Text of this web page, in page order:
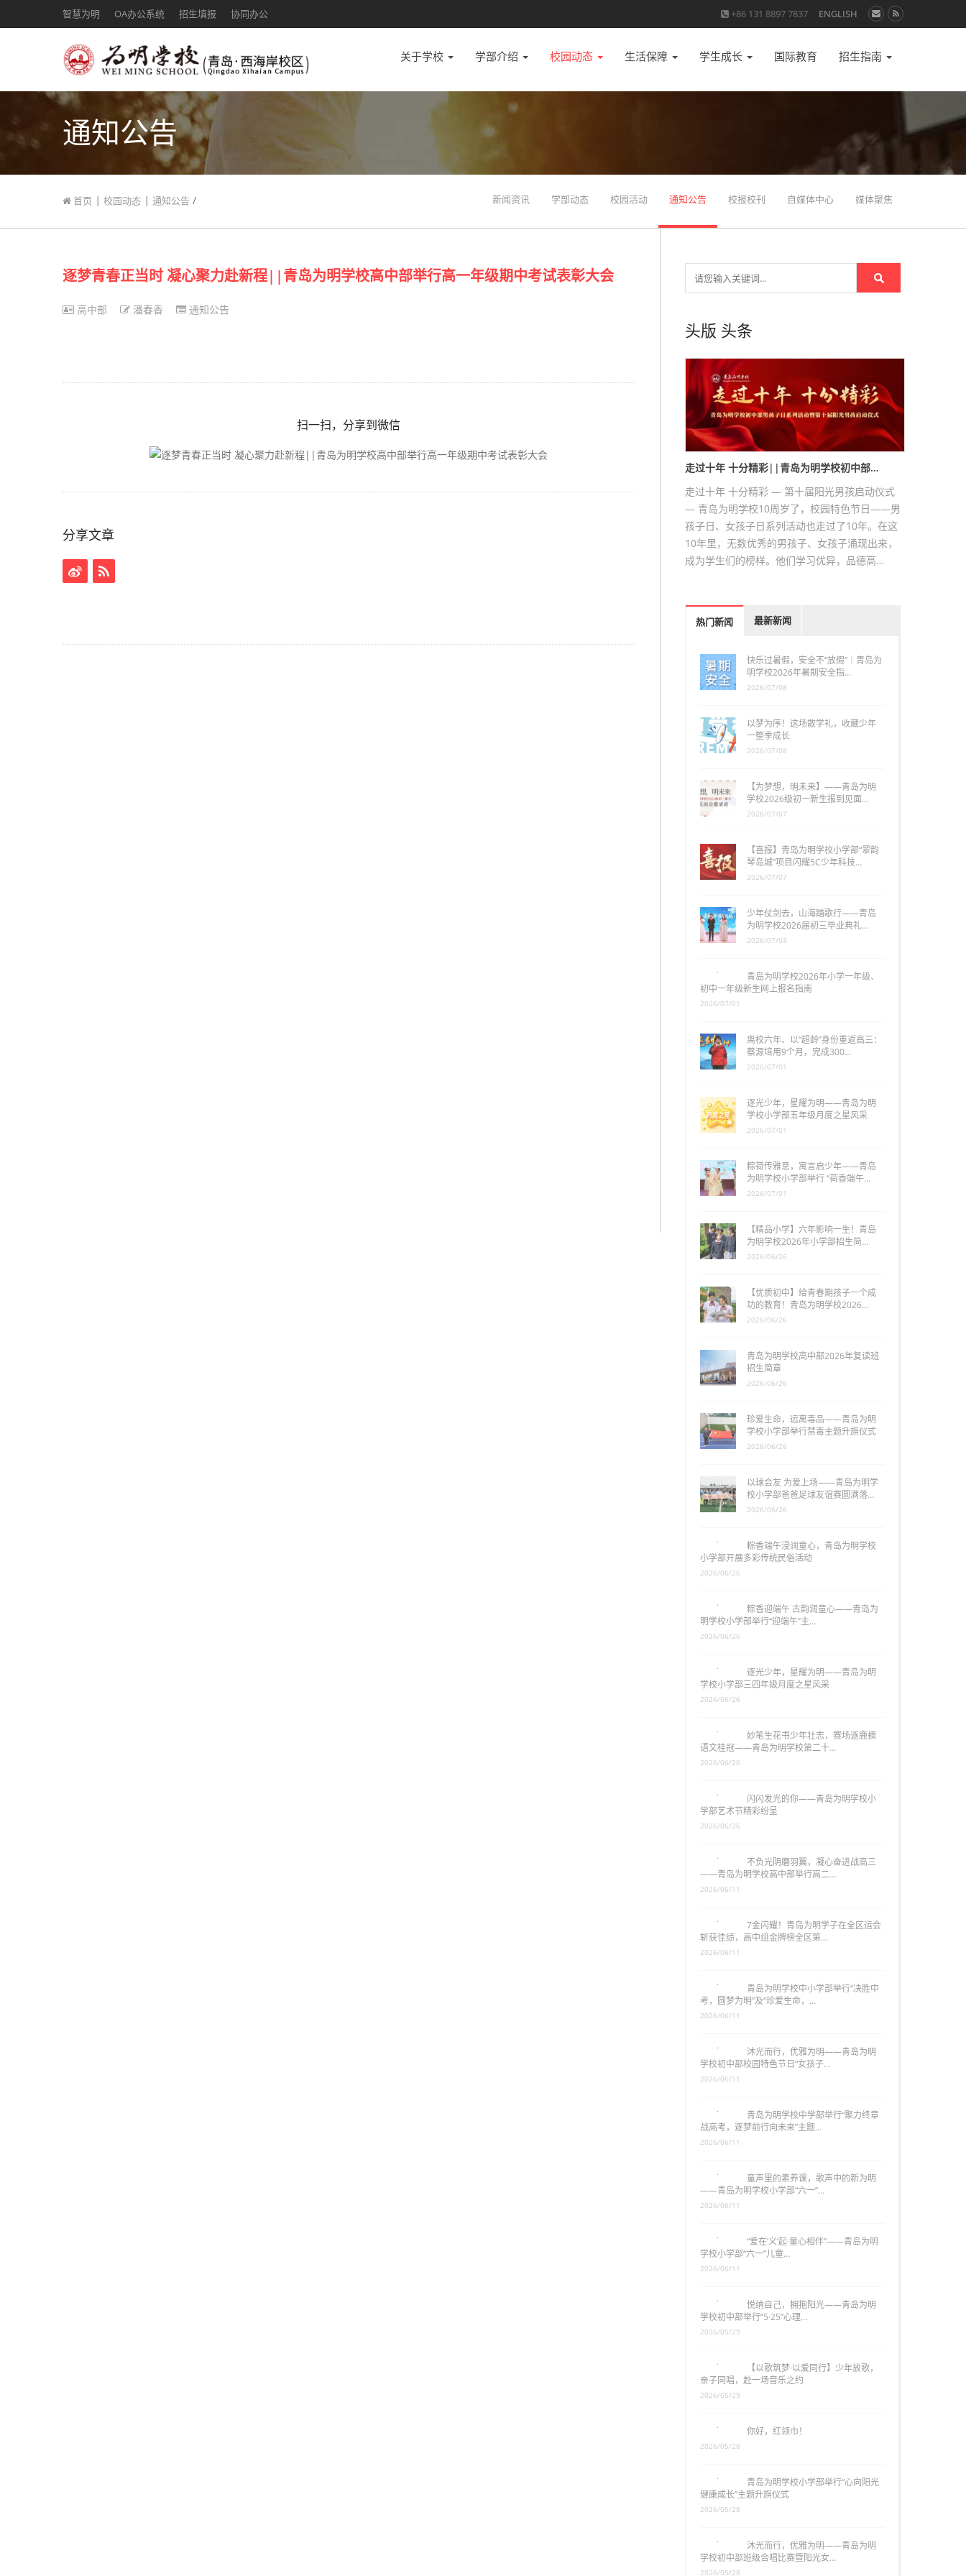
智慧为明 OA办公系统 招生填报 协同办公 +86 131 8897 7837 ENGLISH
关于学校 学部介绍 校园动态 生活保障 学生成长 国际教育 招生指南
通知公告
首页 | 校园动态 | 通知公告 / 新闻资讯 学部动态 校园活动 通知公告 校报校刊 自媒体中心 媒体聚焦
逐梦青春正当时 凝心聚力赴新程||青岛为明学校高中部举行高一年级期中考试表彰大会
高中部 潘春香 通知公告
扫一扫，分享到微信
分享文章
头版 头条
走过十年 十分精彩||青岛为明学校初中部…
走过十年 十分精彩 — 第十届阳光男孩启动仪式
— 青岛为明学校10周岁了，校园特色节日——男
孩子日、女孩子日系列活动也走过了10年。在这
10年里，无数优秀的男孩子、女孩子涌现出来，
成为学生们的榜样。他们学习优异，品德高…
热门新闻 最新新闻
快乐过暑假，安全不“放假”｜青岛为
明学校2026年暑期安全指…
2026/07/08
以梦为序！这场散学礼，收藏少年
一整季成长
2026/07/08
【为梦想，明未来】——青岛为明
学校2026级初一新生报到见面…
2026/07/07
【喜报】青岛为明学校小学部“翠韵
琴岛城”项目闪耀5C少年科技…
2026/07/07
少年仗剑去，山海踏歌行——青岛
为明学校2026届初三毕业典礼…
2026/07/03
青岛为明学校2026年小学一年级、
初中一年级新生网上报名指南
离校六年、以“超龄”身份重返高三：
蔡源培用9个月，完成300…
2026/07/01
逐光少年，星耀为明——青岛为明
学校小学部五年级月度之星风采
2026/07/01
粽荷传雅意，寓言启少年——青岛
为明学校小学部举行 “荷香端午…
2026/07/01
【精品小学】六年影响一生！青岛
为明学校2026年小学部招生简…
2026/06/26
【优质初中】给青春期孩子一个成
功的教育！青岛为明学校2026…
2026/06/26
青岛为明学校高中部2026年复读班
招生简章
2026/06/26
珍爱生命，远离毒品——青岛为明
学校小学部举行禁毒主题升旗仪式
2026/06/26
以球会友 为爱上场——青岛为明学
校小学部爸爸足球友谊赛圆满落…
2026/06/26
粽香端午浸润童心，青岛为明学校
小学部开展多彩传统民俗活动
粽香迎端午 古韵润童心——青岛为
明学校小学部举行“迎端午”主…
逐光少年，星耀为明——青岛为明
学校小学部三四年级月度之星风采
妙笔生花书少年壮志，赛场逐鹿摘
语文桂冠——青岛为明学校第二十…
闪闪发光的你——青岛为明学校小
学部艺术节精彩纷呈
不负光阴磨羽翼，凝心奋进战高三
——青岛为明学校高中部举行高二…
7金闪耀！青岛为明学子在全区运会
斩获佳绩，高中组金牌榜全区第…
青岛为明学校中小学部举行“决胜中
考，圆梦为明”及“珍爱生命，…
沐光而行，优雅为明——青岛为明
学校初中部校园特色节日“女孩子…
青岛为明学校中学部举行“聚力终章
战高考，逐梦前行向未来”主题…
童声里的素养课，歌声中的新为明
——青岛为明学校小学部“六一”…
“爱在‘义’起·童心相伴”——青岛为明
学校小学部“六一”儿童…
悦纳自己，拥抱阳光——青岛为明
学校初中部举行“5·25”心理…
【以歌筑梦·以爱同行】少年放歌，
亲子同唱，赴一场音乐之约
你好，红领巾！
青岛为明学校小学部举行“心向阳光
健康成长”主题升旗仪式
沐光而行，优雅为明——青岛为明
学校初中部班级合唱比赛暨阳光女…